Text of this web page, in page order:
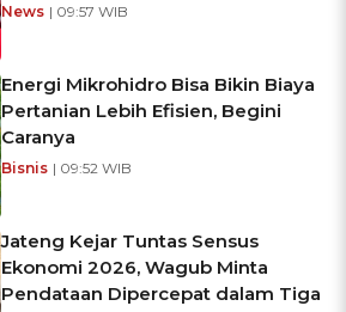
News | 09:57 WIB
Energi Mikrohidro Bisa Bikin Biaya
Pertanian Lebih Efisien, Begini
Caranya
Bisnis | 09:52 WIB
Jateng Kejar Tuntas Sensus
Ekonomi 2026, Wagub Minta
Pendataan Dipercepat dalam Tiga